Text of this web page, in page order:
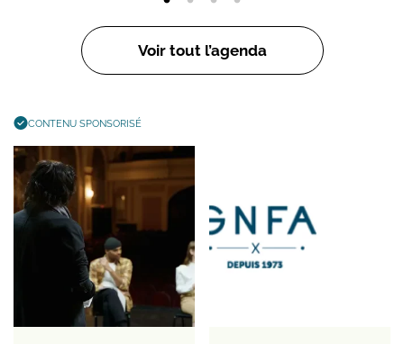
Voir tout l’agenda
CONTENU SPONSORISÉ